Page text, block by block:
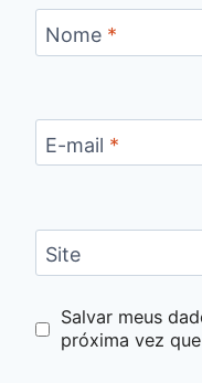
Nome *
E-mail *
Site
Salvar meus
próxima vez